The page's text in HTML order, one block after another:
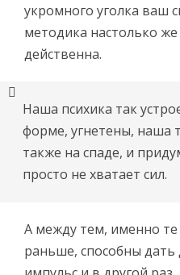
укромного уголка ваш
методика настолько
действенна.
Наша психика так
форме, угнетены, наша
также на спаде, и
просто не хватает сил.
А между тем, именно те
раньше, способны